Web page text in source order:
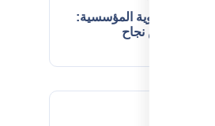
أهمية بناء الهوية المؤسسية:
قواعد وأسس نجاح